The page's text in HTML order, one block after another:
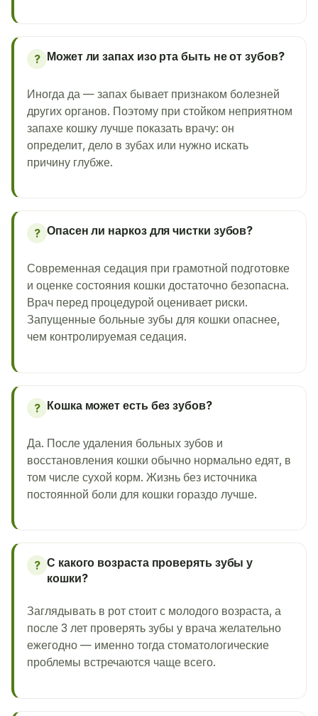
? Может ли запах изо рта быть не от зубов?
Иногда да — запах бывает признаком болезней
других органов. Поэтому при стойком неприятном
запахе кошку лучше показать врачу: он
определит, дело в зубах или нужно искать
причину глубже.
? Опасен ли наркоз для чистки зубов?
Современная седация при грамотной подготовке
и оценке состояния кошки достаточно безопасна.
Врач перед процедурой оценивает риски.
Запущенные больные зубы для кошки опаснее,
чем контролируемая седация.
? Кошка может есть без зубов?
Да. После удаления больных зубов и
восстановления кошки обычно нормально едят, в
том числе сухой корм. Жизнь без источника
постоянной боли для кошки гораздо лучше.
? С какого возраста проверять зубы у
кошки?
Заглядывать в рот стоит с молодого возраста, а
после 3 лет проверять зубы у врача желательно
ежегодно — именно тогда стоматологические
проблемы встречаются чаще всего.